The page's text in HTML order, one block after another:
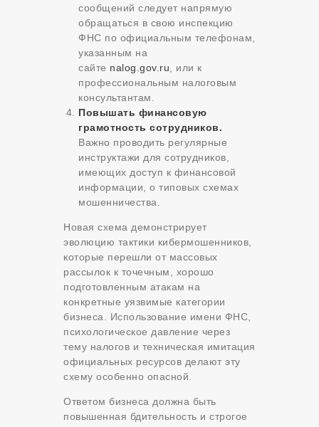
сообщений следует напрямую
обращаться в свою инспекцию
ФНС по официальным телефонам,
указанным на
сайте nalog.gov.ru , или к
профессиональным налоговым
консультантам.
Повышать финансовую
грамотность сотрудников.
Важно проводить регулярные
инструктажи для сотрудников,
имеющих доступ к финансовой
информации, о типовых схемах
мошенничества.
Новая схема демонстрирует
эволюцию тактики кибермошенников,
которые перешли от массовых
рассылок к точечным, хорошо
подготовленным атакам на
конкретные уязвимые категории
бизнеса. Использование имени ФНС,
психологическое давление через
тему налогов и техническая имитация
официальных ресурсов делают эту
схему особенно опасной.
Ответом бизнеса должна быть
повышенная бдительность и строгое